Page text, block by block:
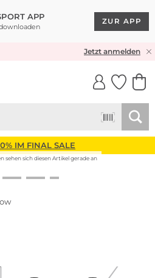
APP
ZUR APP
& RÜCKVERSANDJetzt anmelden
IM FINAL SALE
sehen sich diesen Artikel gerade an